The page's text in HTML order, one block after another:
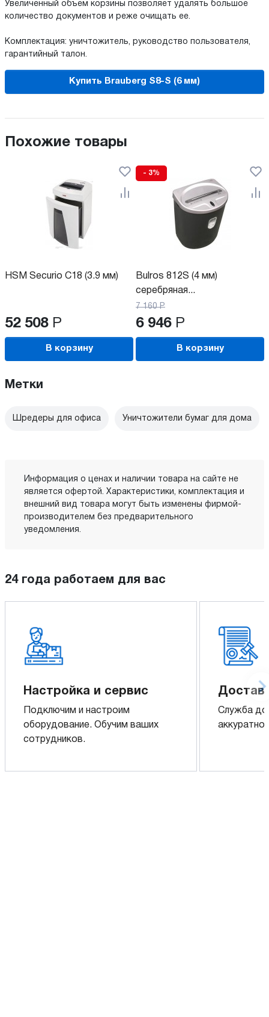
Увеличенный объем корзины позволяет удалять большое
количество документов и реже очищать ее.
Комплектация: уничтожитель, руководство пользователя,
гарантийный талон.
Купить Brauberg S8-S (6 мм)
Похожие товары
HSM Securio C18 (3.9 мм)
52 508 Р
В корзину
- 3%
Bulros 812S (4 мм)
серебряная...
7 160 Р
6 946 Р
В корзину
Метки
Шредеры для офиса Уничтожители бумаг для дома
Информация о ценах и наличии товара на сайте не
является офертой. Характеристики, комплектация и
внешний вид товара могут быть изменены фирмой-
производителем без предварительного
уведомления.
24 года работаем для вас
Настройка и сервис
Подключим и настроим
оборудование. Обучим ваших
сотрудников.
Служба
аккуратно